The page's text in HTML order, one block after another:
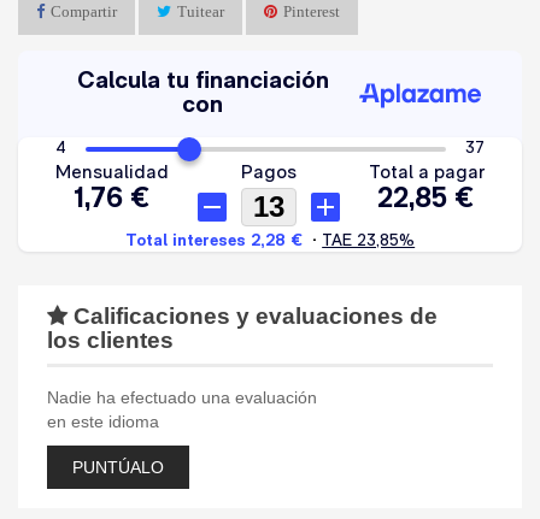
Compartir Tuitear Pinterest
Calificaciones y evaluaciones de
los clientes
Nadie ha efectuado una evaluación
en este idioma
PUNTÚALO